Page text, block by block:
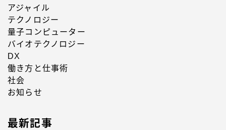
アジャイル
テクノロジー
量子コンピューター
バイオテクノロジー
DX
働き方と仕事術
社会
お知らせ
最新記事